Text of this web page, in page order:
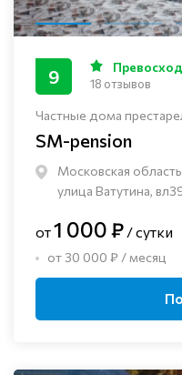
Частные дома
SM-pension
Московская
улица Ватутина,
9 18 отзывов
от1 000 ₽ / сутки
от 30 000 ₽ / месяц